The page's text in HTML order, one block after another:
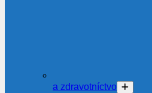
a zdravotníctvo